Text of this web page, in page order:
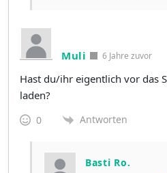
Muli 6 Jahre zuvor
Hast du/ihr eigentlich vor das
laden?
0 Antworten
Basti Ro.